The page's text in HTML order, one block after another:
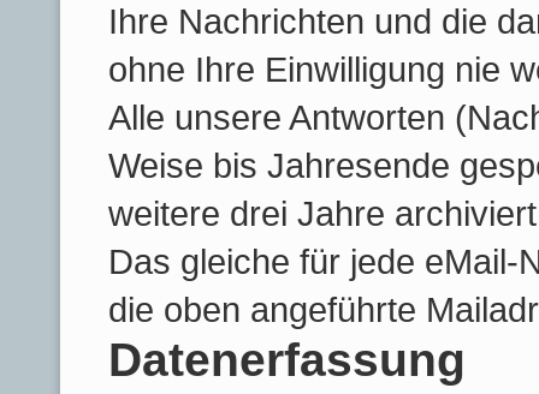
Ihre Nachrichten und die
ohne Ihre Einwilligung nie
Alle unsere Antworten
Weise bis Jahresende
weitere drei Jahre
Das gleiche für jede eMail-
die oben angeführte
Datenerfassung